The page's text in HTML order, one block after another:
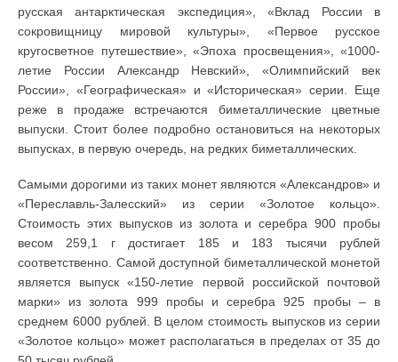
русская антарктическая экспедиция», «Вклад России в
сокровищницу мировой культуры», «Первое русское
кругосветное путешествие», «Эпоха просвещения», «1000-
летие России Александр Невский», «Олимпийский век
России», «Географическая» и «Историческая» серии. Еще
реже в продаже встречаются биметаллические цветные
выпуски. Стоит более подробно остановиться на некоторых
выпусках, в первую очередь, на редких биметаллических.
Самыми дорогими из таких монет являются «Александров» и
«Переславль-Залесский» из серии «Золотое кольцо».
Стоимость этих выпусков из золота и серебра 900 пробы
весом 259,1 г достигает 185 и 183 тысячи рублей
соответственно. Самой доступной биметаллической монетой
является выпуск «150-летие первой российской почтовой
марки» из золота 999 пробы и серебра 925 пробы – в
среднем 6000 рублей. В целом стоимость выпусков из серии
«Золотое кольцо» может располагаться в пределах от 35 до